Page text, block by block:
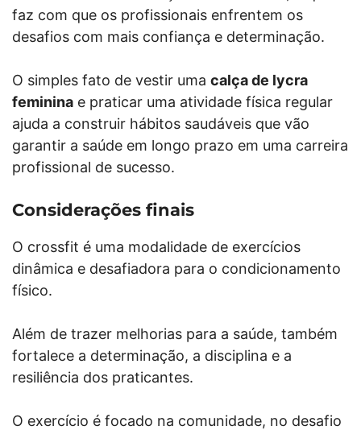
faz com que os profissionais enfrentem os
desafios com mais confiança e determinação.
O simples fato de vestir uma calça de lycra
feminina e praticar uma atividade física regular
ajuda a construir hábitos saudáveis que vão
garantir a saúde em longo prazo em uma carreira
profissional de sucesso.
Considerações finais
O crossfit é uma modalidade de exercícios
dinâmica e desafiadora para o condicionamento
físico.
Além de trazer melhorias para a saúde, também
fortalece a determinação, a disciplina e a
resiliência dos praticantes.
O exercício é focado na comunidade, no desafio